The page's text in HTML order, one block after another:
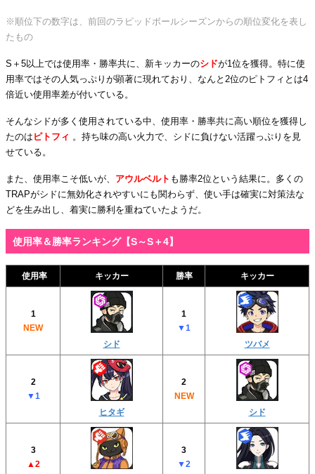
※順位下の数字は、前回のラピッドボールシーズンからの順位変化を表し
たもの
S＋5以上では使用率・勝率共に、新キッカーのシドが1位を獲得。特に使
用率ではその人気っぷりが顕著に現れており、なんと2位のピトフィとは4
倍近い使用率差が付いている。
そんなシドが多く使用されている中、使用率・勝率共に高い順位を獲得し
たのは ピトフィ 。持ち味の高い火力で、シドに負けない活躍っぷりを見
せている。
また、使用率こそ低いが、 アウルベルト も 勝率2位という結果に。多くの
TRAPがシドに無効化されやすいにも関わらず、使い手は確実に対策法な
どを生み出し、着実に勝利を重ねていたようだ。
使用率＆勝率ランキング【S～S＋4】
使用率 キッカー 勝率 キッカー
1
NEW
シド
1
▼1
ツバメ
2
▼1
ヒタギ
2
NEW
シド
3
▲2
3
▼2